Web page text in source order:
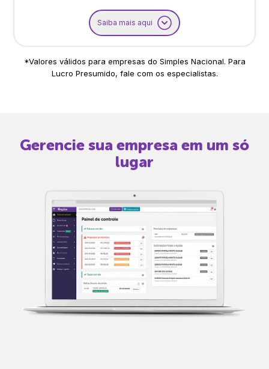
Saiba mais aqui
*Valores válidos para empresas do Simples Nacional. Para
Lucro Presumido, fale com os especialistas.
Gerencie sua empresa em um só
lugar